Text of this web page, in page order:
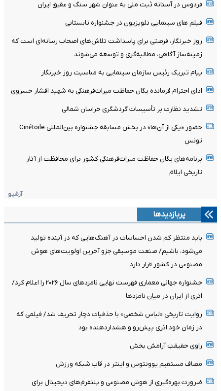
فردوس در آستانه ثبت ملی به عنوان شهر سنگ و عقیق ایران
فیلم های سینمایی تلویزیون در جشنواره تابستانی
روز خبرنگار، فرصتی برای پاسداشت تلاش‌های اصحاب رسانه‌ای است که
زمینه‌ساز آگاهی، مطالبه‌گری و توسعه می‌شوند
پیام تبریک رئیس سازمان سینمایی به مناسبت روز خبرنگار
ادای احترام فرمانده یگان حفاظت میراث‌فرهنگی به شهید افشار خسروی
تشدید نظارت بر تأسیسات گردشگری خراسان شمالی
حضور «یکی از آن‌ها» در بخش مسابقه جشنواره بین‌المللی Cinétoile
تونس
برنامه‌های یگان حفاظت میراث‌فرهنگی کشور برای محافظت از آثار
تاریخی ایلام
آرشیو
پربازدیدها
باید منتظر کم شدن احساسات در آهنگ‌هایی که در آینده تولید
می‌شود، باشیم/ صنعت موسیقی جزو آخرین اولویت‌های هوش
مصنوعی در کشور قرار دارد
جشنواره جهانی معماری فهرست نهایی نامزدهای سال ۲۰۲۶ را اعلام کرد/
اثری از ایران در میان نامزدها
روایت تاریخی «لباس شخصی» با حذفیات دچار تحریف شد/ فیلمی که
در زمان خود اثری پیش‌رو و هشداردهنده بود
راوی حقیقتِ آرامش‌ بخش
مصاف مستقیم یوونتوس و اینتر در قاب شبکه ورزش
ضرورت بهره‌گیری از هوش مصنوعی و پلتفرم‌های دیجیتال برای